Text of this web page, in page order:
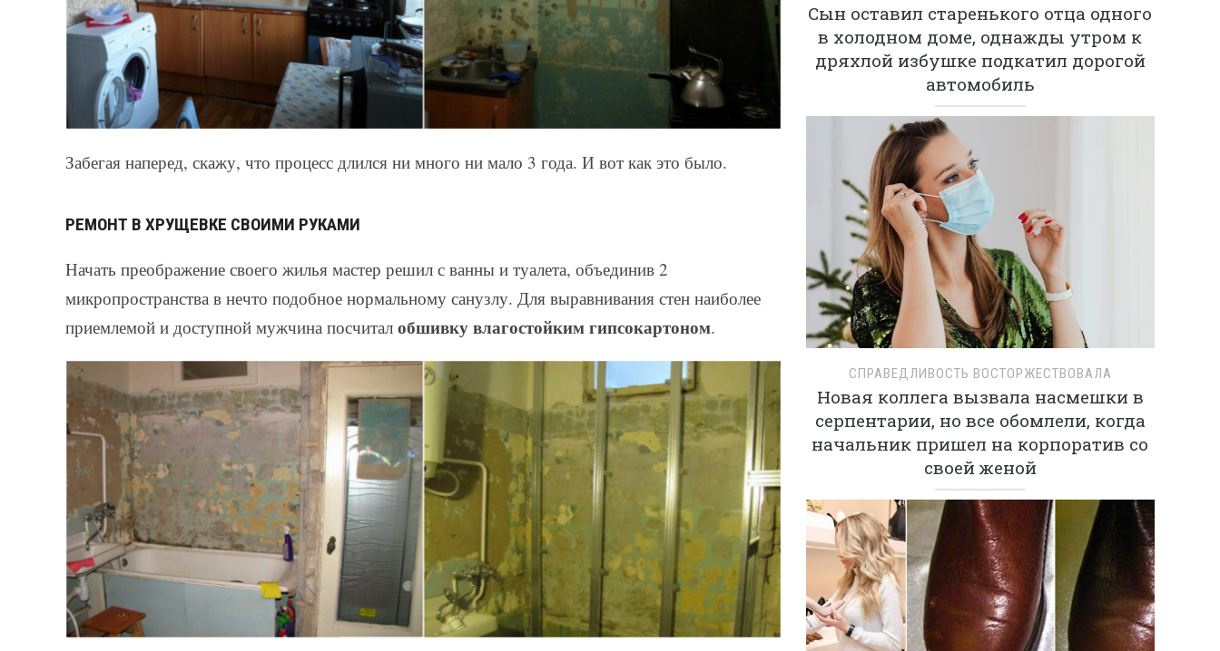
Забегая наперед, скажу, что процесс длился ни много ни мало 3 года. И вот как это было.
РЕМОНТ В ХРУЩЕВКЕ СВОИМИ РУКАМИ
Начать преображение своего жилья мастер решил с ванны и туалета, объединив 2
микропространства в нечто подобное нормальному санузлу. Для выравнивания стен наиболее
приемлемой и доступной мужчина посчитал обшивку влагостойким гипсокартоном.
Сын оставил старенького отца одного
в холодном доме, однажды утром к
дряхлой избушке подкатил дорогой
автомобиль
СПРАВЕДЛИВОСТЬ ВОСТОРЖЕСТВОВАЛА
Новая коллега вызвала насмешки в
серпентарии, но все обомлели, когда
начальник пришел на корпоратив со
своей женой